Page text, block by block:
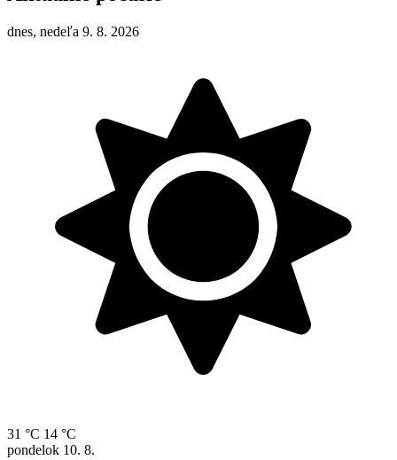
dnes, nedeľa 9. 8. 2026
31 °C 14 °C
pondelok 10. 8.